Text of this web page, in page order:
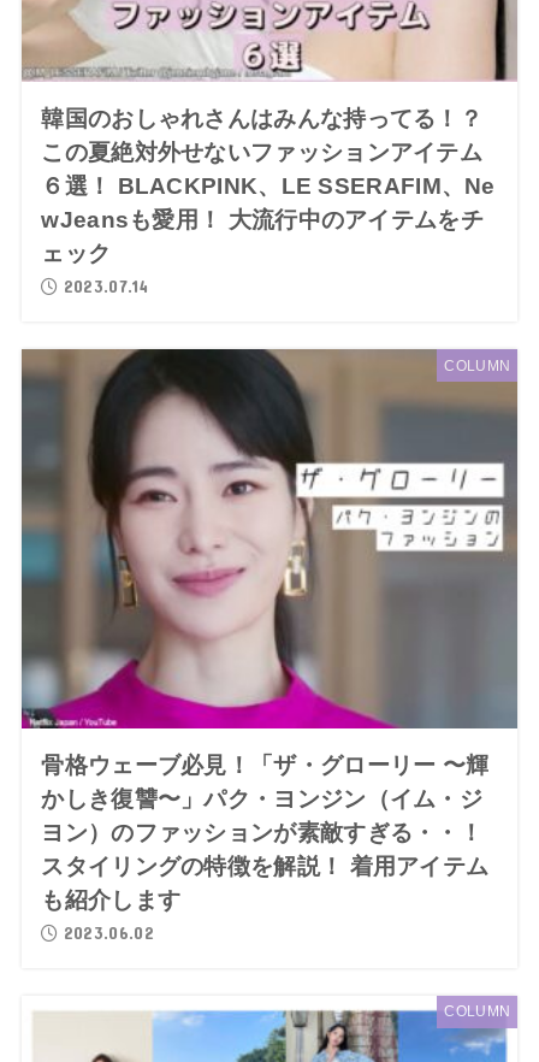
韓国のおしゃれさんはみんな持ってる！？
この夏絶対外せないファッションアイテム
６選！ BLACKPINK、LE SSERAFIM、Ne
wJeansも愛用！ 大流行中のアイテムをチ
ェック
2023.07.14
COLUMN
骨格ウェーブ必見！「ザ・グローリー 〜輝
かしき復讐〜」パク・ヨンジン（イム・ジ
ヨン）のファッションが素敵すぎる・・！
スタイリングの特徴を解説！ 着用アイテム
も紹介します
2023.06.02
COLUMN